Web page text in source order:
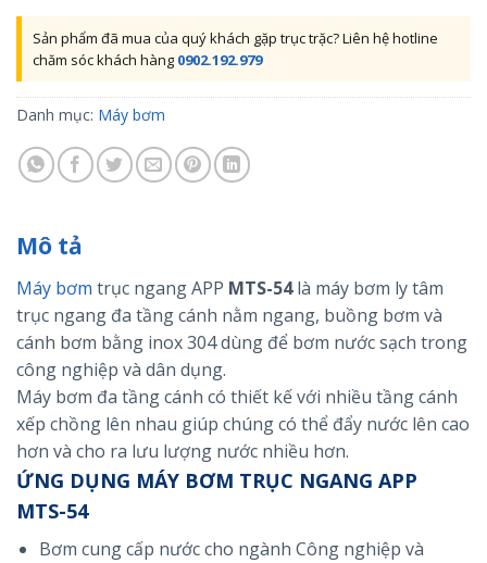
Sản phẩm đã mua của quý khách gặp trục trặc? Liên hệ hotline
chăm sóc khách hàng 0902.192.979
Danh mục: Máy bơm
Mô tả
Máy bơm trục ngang APP MTS-54là máy bơm ly tâm
trục ngang đa tầng cánh nằm ngang, buồng bơm và
cánh bơm bằng inox 304 dùng để bơm nước sạch trong
công nghiệp và dân dụng.
Máy bơm đa tầng cánh có thiết kế với nhiều tầng cánh
xếp chồng lên nhau giúp chúng có thể đẩy nước lên cao
hơn và cho ra lưu lượng nước nhiều hơn.
ỨNG DỤNG MÁY BƠM TRỤC NGANG APP
MTS-54
Bơm cung cấp nước cho ngành Công nghiệp và